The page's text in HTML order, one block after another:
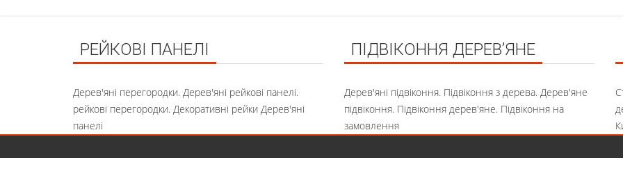
РЕЙКОВІ ПАНЕЛІ
Дерев'яні перегородки. Дерев'яні рейкові панелі.
рейкові перегородки. Декоративні рейки Дерев'яні
панелі
ПІДВІКОННЯ ДЕРЕВ’ЯНЕ
Дерев'яні підвіконня. Підвіконня з дерева. Дерев'яне
підвіконня. Підвіконня дерев'яне. Підвіконня на
замовлення